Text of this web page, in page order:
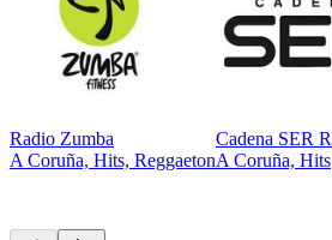
Radio Zumba
A Coruña, Hits, Reggaeton
Cadena SER
A Coruña, Hits